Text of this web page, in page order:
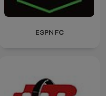
ESPN FC